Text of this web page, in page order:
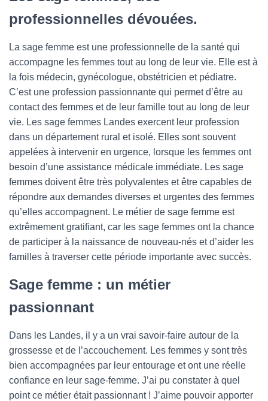
professionnelles dévouées.
La sage femme est une professionnelle de la santé qui
accompagne les femmes tout au long de leur vie. Elle est à
la fois médecin, gynécologue, obstétricien et pédiatre.
C’est une profession passionnante qui permet d’être au
contact des femmes et de leur famille tout au long de leur
vie. Les sage femmes Landes exercent leur profession
dans un département rural et isolé. Elles sont souvent
appelées à intervenir en urgence, lorsque les femmes ont
besoin d’une assistance médicale immédiate. Les sage
femmes doivent être très polyvalentes et être capables de
répondre aux demandes diverses et urgentes des femmes
qu’elles accompagnent. Le métier de sage femme est
extrêmement gratifiant, car les sage femmes ont la chance
de participer à la naissance de nouveau-nés et d’aider les
familles à traverser cette période importante avec succès.
Sage femme : un métier
passionnant
Dans les Landes, il y a un vrai savoir-faire autour de la
grossesse et de l’accouchement. Les femmes y sont très
bien accompagnées par leur entourage et ont une réelle
confiance en leur sage-femme. J’ai pu constater à quel
point ce métier était passionnant ! J’aime pouvoir apporter